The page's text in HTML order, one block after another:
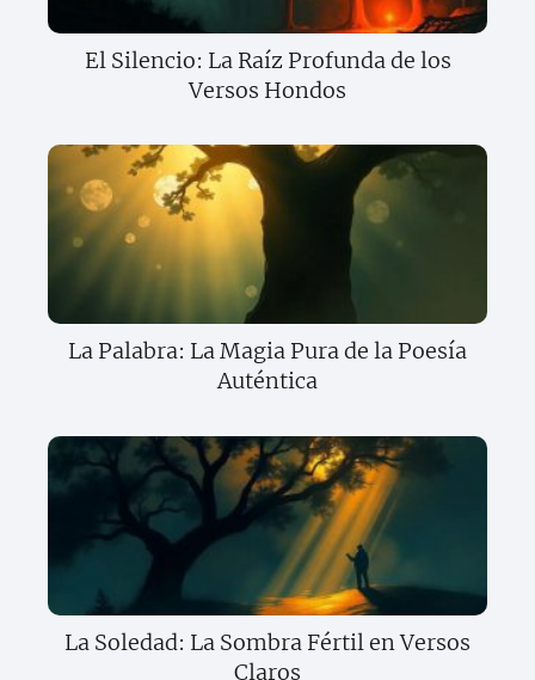
El Silencio: La Raíz Profunda de los
Versos Hondos
La Palabra: La Magia Pura de la Poesía
Auténtica
La Soledad: La Sombra Fértil en Versos
Claros